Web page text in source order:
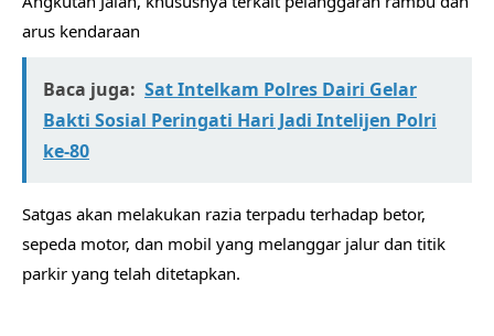
arus kendaraan
Baca juga: Sat Intelkam Polres Dairi Gelar
Bakti Sosial Peringati Hari Jadi Intelijen Polri
ke-80
Satgas akan melakukan razia terpadu terhadap betor,
sepeda motor, dan mobil yang melanggar jalur dan titik
parkir yang telah ditetapkan.